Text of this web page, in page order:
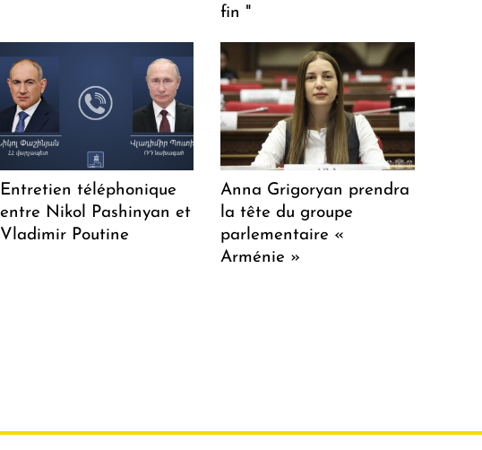
fin "
Entretien téléphonique
entre Nikol Pashinyan et
Vladimir Poutine
Anna Grigoryan prendra
la tête du groupe
parlementaire «
Arménie »